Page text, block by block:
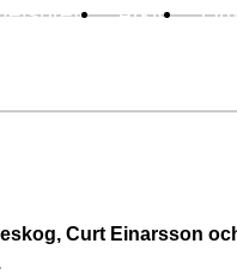
Arkiv
Curt Einarsson